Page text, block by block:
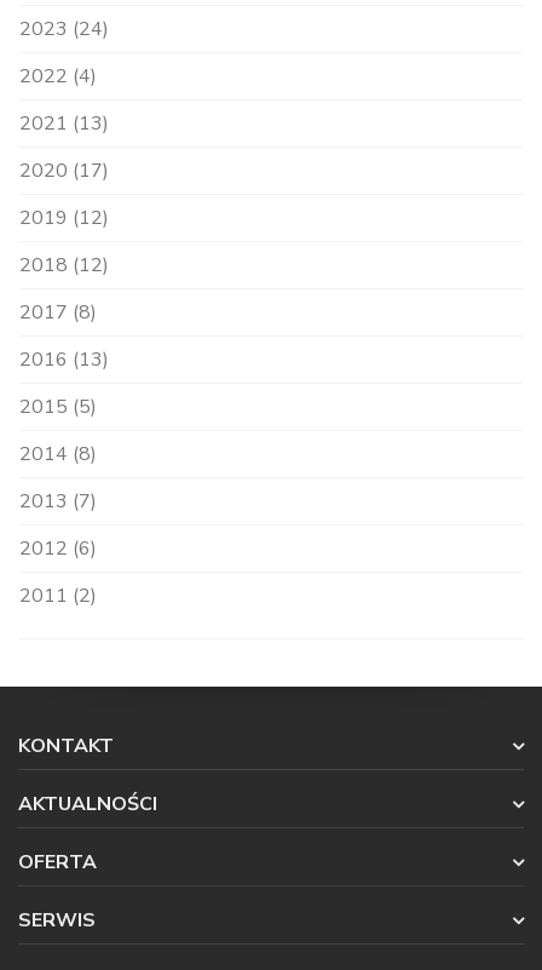
2023 (24)
2022 (4)
2021 (13)
2020 (17)
2019 (12)
2018 (12)
2017 (8)
2016 (13)
2015 (5)
2014 (8)
2013 (7)
2012 (6)
2011 (2)
KONTAKT
AKTUALNOŚCI
OFERTA
SERWIS